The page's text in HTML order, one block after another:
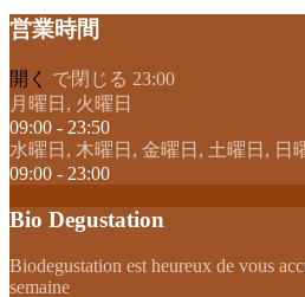
営業時間
開く
で閉じる 23:00
月曜日, 火曜日
09:00 - 23:50
水曜日, 木曜日, 金曜日, 土曜日, 日
09:00 - 23:00
Bio Degustation
Biodegustation est heureux de vous
semaine